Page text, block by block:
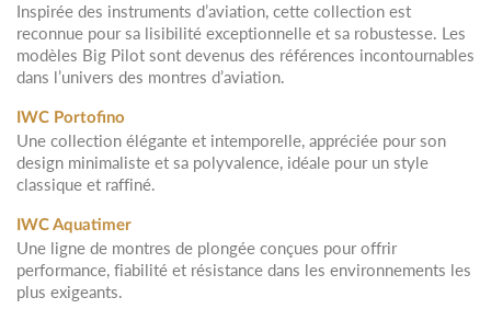
Inspirée des instruments d’aviation, cette collection est
reconnue pour sa lisibilité exceptionnelle et sa robustesse. Les
modèles Big Pilot sont devenus des références incontournables
dans l’univers des montres d’aviation.
IWC Portofino
Une collection élégante et intemporelle, appréciée pour son
design minimaliste et sa polyvalence, idéale pour un style
classique et raffiné.
IWC Aquatimer
Une ligne de montres de plongée conçues pour offrir
performance, fiabilité et résistance dans les environnements les
plus exigeants.